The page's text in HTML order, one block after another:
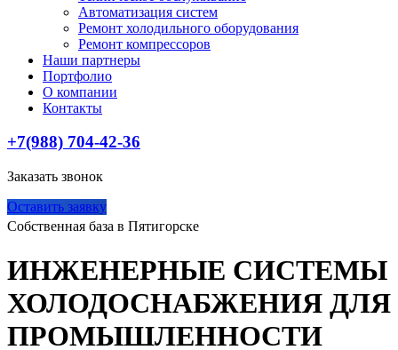
Автоматизация систем
Ремонт холодильного оборудования
Ремонт компрессоров
Наши партнеры
Портфолио
О компании
Контакты
+7(988) 704-42-36
Заказать звонок
Оставить заявку
Собственная база в Пятигорске
ИНЖЕНЕРНЫЕ СИСТЕМЫ
ХОЛОДОСНАБЖЕНИЯ ДЛЯ
ПРОМЫШЛЕННОСТИ